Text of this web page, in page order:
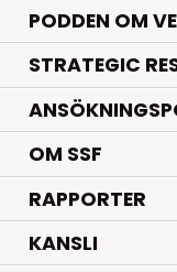
PODDEN OM
STRATEGIC
OM SSF
RAPPORTER
KANSLI